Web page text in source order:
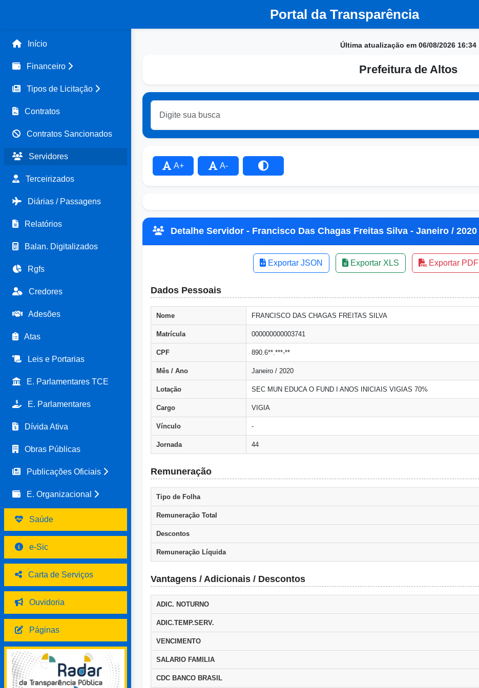
Portal da Transparência
Início
Financeiro
Tipos de Licitação
Contratos
Contratos Sancionados
Servidores
Terceirizados
Diárias / Passagens
Relatórios
Balan. Digitalizados
Rgfs
Credores
Adesões
Atas
Leis e Portarias
E. Parlamentares TCE
E. Parlamentares
Dívida Ativa
Obras Públicas
Publicações Oficiais
E. Organizacional
Saúde
e-Sic
Carta de Serviços
Ouvidoria
Páginas
Última atualização em 06/08/2026 16:34
Prefeitura de Altos
A+ A-
Detalhe Servidor - Francisco Das Chagas Freitas Silva - Janeiro / 2020
Exportar JSON Exportar XLS Exportar PDF
Dados Pessoais
Nome FRANCISCO DAS CHAGAS FREITAS SILVA
Matrícula 000000000003741
CPF 890.6**.***-**
Mês / Ano Janeiro / 2020
Lotação SEC MUN EDUCA O FUND I ANOS INICIAIS VIGIAS 70%
Cargo VIGIA
Vínculo -
Jornada 44
Remuneração
Tipo de Folha
Remuneração Total
Descontos
Remuneração Líquida
Vantagens / Adicionais / Descontos
ADIC. NOTURNO
ADIC.TEMP.SERV.
VENCIMENTO
SALARIO FAMILIA
CDC BANCO BRASIL